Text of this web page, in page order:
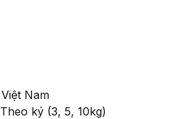
Việt Nam
Theo ký (3, 5, 10kg)